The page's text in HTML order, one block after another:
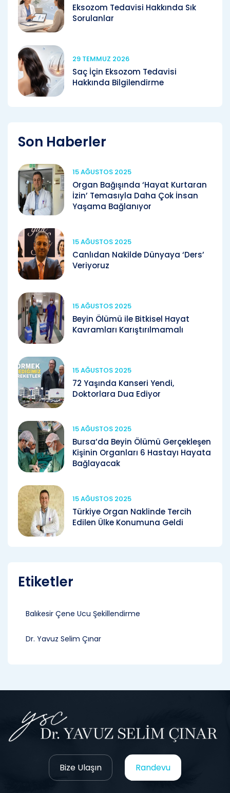
Eksozom Tedavisi Hakkında Sık
Sorulanlar
29 TEMMUZ 2026
Saç İçin Eksozom Tedavisi
Hakkında Bilgilendirme
Son Haberler
15 AĞUSTOS 2025
Organ Bağışında ‘Hayat Kurtaran
İzin’ Temasıyla Daha Çok İnsan
Yaşama Bağlanıyor
15 AĞUSTOS 2025
Canlıdan Nakilde Dünyaya ‘Ders’
Veriyoruz
15 AĞUSTOS 2025
Beyin Ölümü ile Bitkisel Hayat
Kavramları Karıştırılmamalı
15 AĞUSTOS 2025
72 Yaşında Kanseri Yendi,
Doktorlara Dua Ediyor
15 AĞUSTOS 2025
Bursa’da Beyin Ölümü Gerçekleşen
Kişinin Organları 6 Hastayı Hayata
Bağlayacak
15 AĞUSTOS 2025
Türkiye Organ Naklinde Tercih
Edilen Ülke Konumuna Geldi
Etiketler
Balıkesir Çene Ucu Şekillendirme
Dr. Yavuz Selim Çınar
Bize Ulaşın Randevu